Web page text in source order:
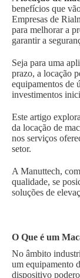
benefícios que
Empresas de
para melhorar a
garantir a
Seja para uma
prazo, a locação
equipamentos de
investimentos
Este artigo
da locação de
nos serviços
setor.
A Manuttech,
qualidade, se
soluções de
O Que é um
No âmbito
um equipamento
dispositivo